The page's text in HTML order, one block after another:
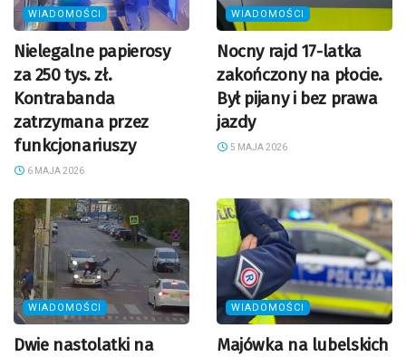
WIADOMOŚCI
Nielegalne papierosy
za 250 tys. zł.
Kontrabanda
zatrzymana przez
funkcjonariuszy
6 MAJA 2026
WIADOMOŚCI
Nocny rajd 17-latka
zakończony na płocie.
Był pijany i bez prawa
jazdy
5 MAJA 2026
WIADOMOŚCI
Dwie nastolatki na
WIADOMOŚCI
Majówka na lubelskich